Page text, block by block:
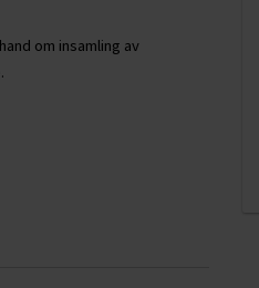
om insamling av